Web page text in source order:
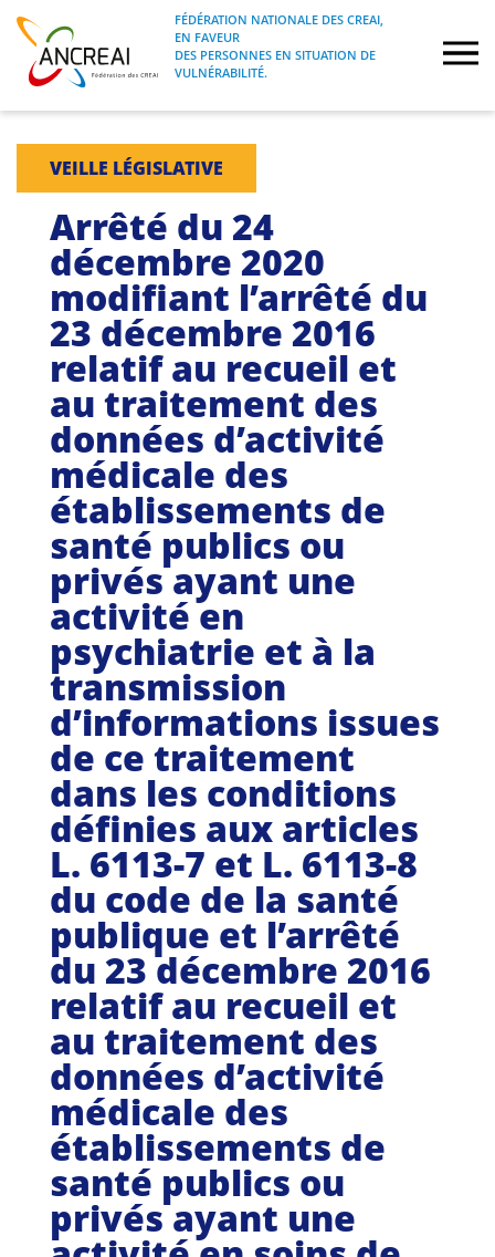
Skip
content
ANCREAI
FÉDÉRATION NATIONALE DES CREAI, EN
FAVEUR DES PERSONNES EN SITUATION
FÉDÉRATION NATIONALE DES CREAI,
EN FAVEUR
DES PERSONNES EN SITUATION DE
VULNÉRABILITÉ.
À propos
Journées nationales
Formations
Projets Fédéraux
Espace emploi
Guides et outils
Actualités
ARSENE
VEILLE LÉGISLATIVE
Arrêté du 24
décembre 2020
modifiant l’arrêté du
23 décembre 2016
relatif au recueil et
au traitement des
données d’activité
médicale des
établissements de
santé publics ou
privés ayant une
activité en
psychiatrie et à la
transmission
d’informations issues
de ce traitement
dans les conditions
définies aux articles
L. 6113-7 et L. 6113-8
du code de la santé
publique et l’arrêté
du 23 décembre 2016
relatif au recueil et
au traitement des
données d’activité
médicale des
établissements de
santé publics ou
privés ayant une